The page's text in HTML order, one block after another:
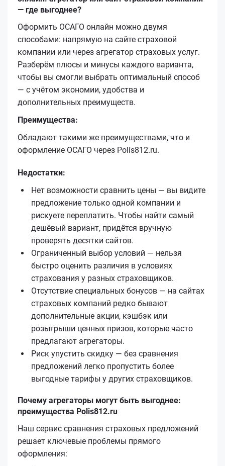
— где выгоднее?
Оформить ОСАГО онлайн можно двумя
способами: напрямую на сайте страховой
компании или через агрегатор страховых услуг.
Разберём плюсы и минусы каждого варианта,
чтобы вы смогли выбрать оптимальный способ
— с учётом экономии, удобства и
дополнительных преимуществ.
Преимущества:
Обладают такими же преимуществами, что и
оформление ОСАГО через Polis812.ru.
Недостатки:
Нет возможности сравнить цены — вы видите
предложение только одной компании и
рискуете переплатить. Чтобы найти самый
дешёвый вариант, придётся вручную
проверять десятки сайтов.
Ограниченный выбор условий — нельзя
быстро оценить различия в условиях
страхования у разных страховщиков.
Отсутствие специальных бонусов — на сайтах
страховых компаний редко бывают
дополнительные акции, кэшбэк или
розыгрыши ценных призов, которые часто
предлагают агрегаторы.
Риск упустить скидку — без сравнения
предложений легко пропустить более
выгодные тарифы у других страховщиков.
Почему агрегаторы могут быть выгоднее:
преимущества Polis812.ru
Наш сервис сравнения страховых предложений
решает ключевые проблемы прямого
оформления: